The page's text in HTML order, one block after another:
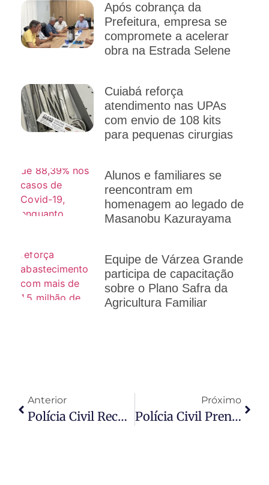
Após cobrança da
Prefeitura, empresa se
compromete a acelerar
obra na Estrada Selene
Cuiabá reforça
atendimento nas UPAs
com envio de 108 kits
para pequenas cirurgias
Alunos e familiares se
reencontram em
homenagem ao legado de
Masanobu Kazurayama
Equipe de Várzea Grande
participa de capacitação
sobre o Plano Safra da
Agricultura Familiar
Anterior
Polícia Civil Recupera Veículo Clonado Em Tabaporã
Próximo
Polícia Civil Prende Condenado Por Tráfico De Drogas Tentando Fugir Em Rodoviária